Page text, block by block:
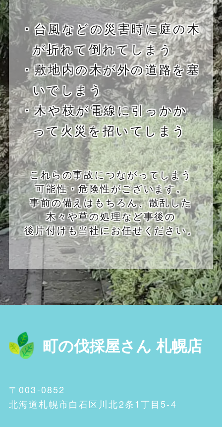
・台風などの災害時に庭の木
が折れて倒れてしまう
・敷地内の木が外の道路を塞
いでしまう
・木や枝が電線に引っかか
って火災を招いてしまう
これらの事故につながってしまう
可能性・危険性がございます。
事前の備えはもちろん、散乱した
木々や草の処理など事後の
後片付けも当社にお任せください。
町の伐採屋さん 札幌店
〒003-0852
北海道札幌市白石区川北2条1丁目5-4